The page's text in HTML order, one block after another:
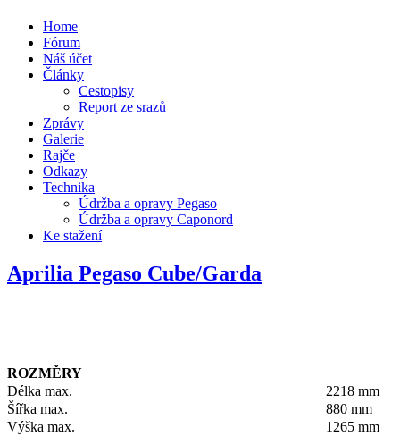
Home
Fórum
Náš účet
Články
Cestopisy
Report ze srazů
Zprávy
Galerie
Rajče
Odkazy
Technika
Údržba a opravy Pegaso
Údržba a opravy Caponord
Ke stažení
Aprilia Pegaso Cube/Garda
ROZMĚRY
Délka max.
2218 mm
Šířka max.
880 mm
Výška max.
1265 mm